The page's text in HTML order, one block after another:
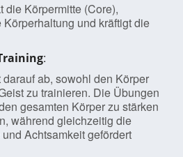
die Körpermitte (Core),
Körperhaltung und kräftigt die
:
ab, sowohl den Körper
zu trainieren. Die Übungen
gesamten Körper zu stärken
während gleichzeitig die
Achtsamkeit gefördert